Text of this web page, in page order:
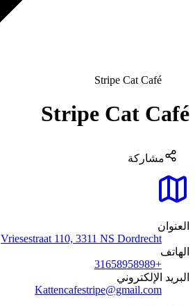
Stripe Cat Café
Stripe Cat Café
مشاركة
العنوان
Vriesestraat 110, 3311 NS Dordrecht
الهاتف
+31658958989
البريد الإلكتروني
Kattencafestripe@gmail.com